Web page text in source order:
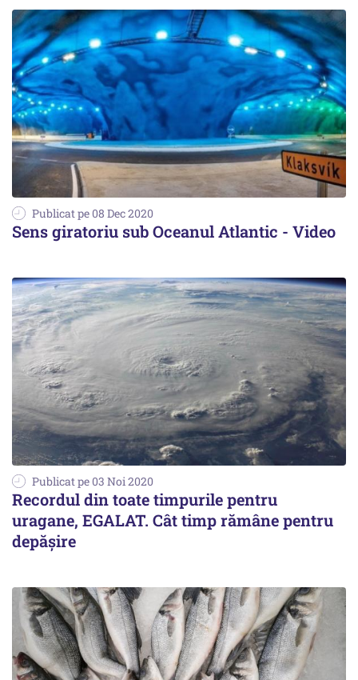
Publicat pe 08 Dec 2020
Sens giratoriu sub Oceanul Atlantic - Video
Publicat pe 03 Noi 2020
Recordul din toate timpurile pentru
uragane, EGALAT. Cât timp rămâne pentru
depășire